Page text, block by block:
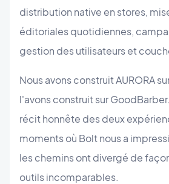
distribution native en stores,
éditoriales quotidiennes,
gestion des utilisateurs et
Nous avons construit AURORA
l'avons construit sur
récit honnête des deux
moments où Bolt nous a
les chemins ont divergé de
outils incomparables.